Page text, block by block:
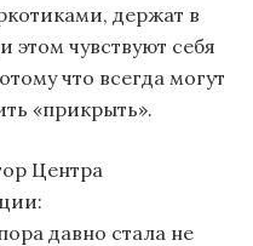
держат в
этом чувствуют себя
что всегда могут
«прикрыть».
Центра
давно стала не